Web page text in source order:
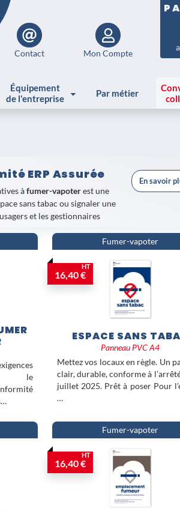
Contact Mon Compte
Équipement
de l'entreprise
Par métier
ERP Assurée
àfumer-vapoterest une
sans tabac ou signaler une
et les gestionnaires
de fumer et de vapoteret
L'
Espace sans tabac Panneau
Panneau PVC A4 permet
aux exigences
des visiteurs de votre
En savoir
le
Fumer-vapoter
16,40 €
HT
ESPACE SANS
Panneau PVC A4
Mettez vos locaux en règle. Un
clair, durable, conforme à
juillet 2025. Prêt à poser Pour
…
Fumer-vapoter
16,40 €
HT